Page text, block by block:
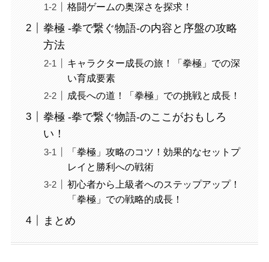
格闘ゲームの奥深さを探求！
拳極 -拳で繋ぐ物語-の内容と序盤の攻略
方法
キャラクター成長の旅！「拳極」での深
い育成要素
成長への道！「拳極」での挑戦と成長！
拳極 -拳で繋ぐ物語-のここがおもしろ
い！
「拳極」攻略のコツ！効果的なセットプ
レイと勝利への戦術
初心者から上級者へのステップアップ！
「拳極」での戦略的成長！
まとめ